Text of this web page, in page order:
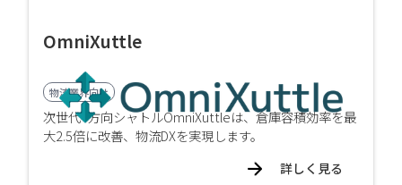
OmniXuttle
物流業界向け
次世代4方向シャトルOmniXuttleは、倉庫容積効率を最
大2.5倍に改善、物流DXを実現します。
詳しく見る